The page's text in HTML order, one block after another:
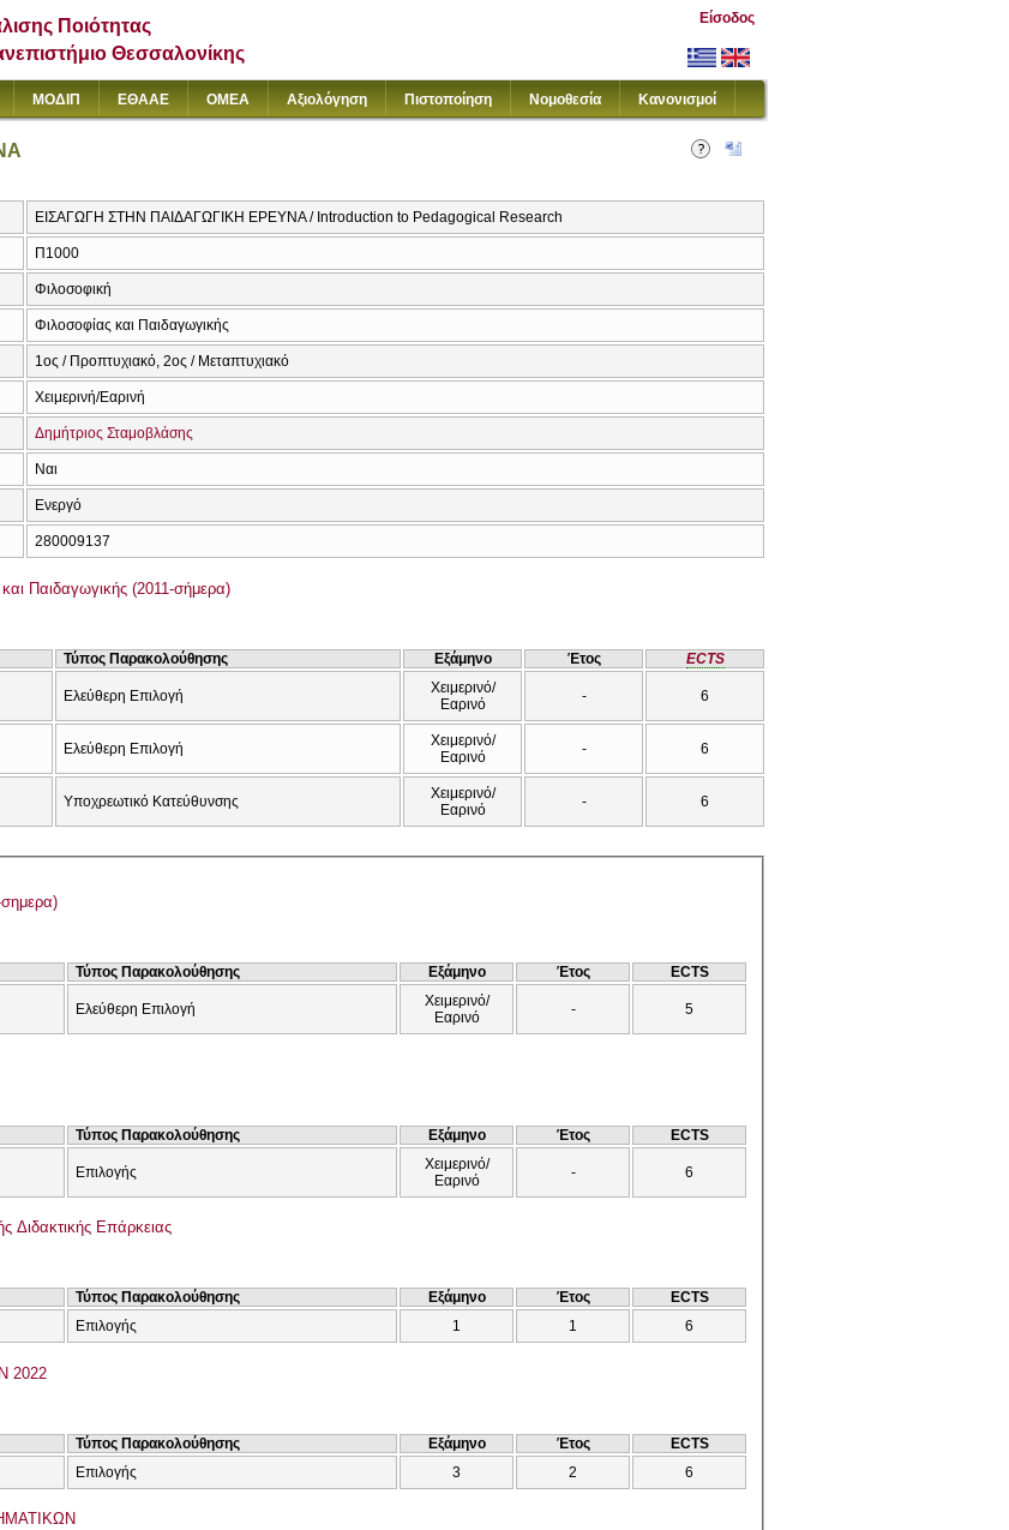
Ποιότητας
Θεσσαλονίκης
Είσοδος
ΜΟΔΙΠ ΕΘΑΑΕ ΟΜΕΑ Αξιολόγηση Πιστοποίηση Νομοθεσία Κανονισμοί
ΕΙΣΑΓΩΓΗ ΣΤΗΝ ΠΑΙΔΑΓΩΓΙΚΗ ΕΡΕΥΝΑ / Introduction to Pedagogical Research
Π1000
Φιλοσοφική
Φιλοσοφίας και Παιδαγωγικής
1ος / Προπτυχιακό, 2ος / Μεταπτυχιακό
Χειμερινή/Εαρινή
Δημήτριος Σταμοβλάσης
Ναι
Ενεργό
280009137
Παιδαγωγικής (2011-σήμερα)
Τύπος Παρακολούθησης Εξάμηνο Έτος ECTS
Ελεύθερη Επιλογή
Χειμερινό/
Εαρινό
- 6
Ελεύθερη Επιλογή
Χειμερινό/
Εαρινό
- 6
Υποχρεωτικό Κατεύθυνσης
Χειμερινό/
Εαρινό
- 6
σημερα)
Τύπος Παρακολούθησης Εξάμηνο Έτος ECTS
Ελεύθερη Επιλογή
Χειμερινό/
Εαρινό
- 5
Τύπος Παρακολούθησης Εξάμηνο Έτος ECTS
Επιλογής
Χειμερινό/
Εαρινό
- 6
Διδακτικής Επάρκειας
Τύπος Παρακολούθησης Εξάμηνο Έτος
ECTS
Επιλογής 1 1 6
2022
Τύπος Παρακολούθησης Εξάμηνο Έτος
ECTS
Επιλογής 3 2 6